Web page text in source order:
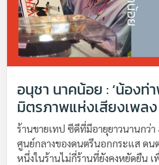
อนุชา นาคน้อย : ‘น้องท่
มิตรภาพแห่งเสียงเพลง
ร้านขายเทป ซีดีที่มีอายุยาวนานกว่
ศูนย์กลางของดนตรีนอกกระแส ดน
หนึ่งในร้านไม่กี่ร้านที่ยังคงหยัดยืน